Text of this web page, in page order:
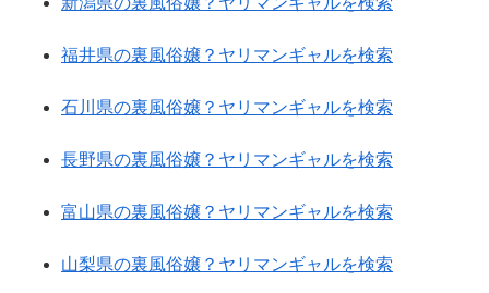
福井県の裏風俗嬢？ヤリマンギャルを検索
石川県の裏風俗嬢？ヤリマンギャルを検索
長野県の裏風俗嬢？ヤリマンギャルを検索
富山県の裏風俗嬢？ヤリマンギャルを検索
山梨県の裏風俗嬢？ヤリマンギャルを検索